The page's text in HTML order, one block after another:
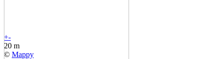
+-
20 m
© Mappy